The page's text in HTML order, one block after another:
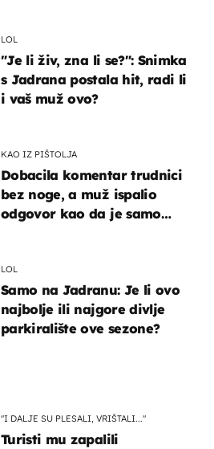
"I DALJE SU PLESALI, VRIŠTALI..."
Turisti mu zapalili
LOL
"Je li živ, zna li se?": Snimka
s Jadrana postala hit, radi li
i vaš muž ovo?
KAO IZ PIŠTOLJA
Dobacila komentar trudnici
bez noge, a muž ispalio
odgovor kao da je samo
LOL
Samo na Jadranu: Je li ovo
najbolje ili najgore divlje
parkiralište ove sezone?